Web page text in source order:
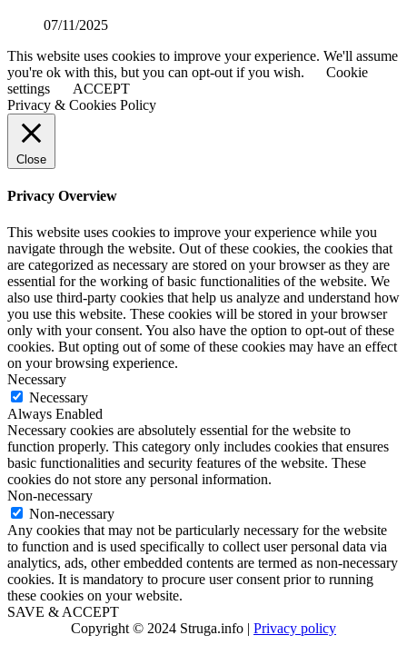
07/11/2025
This website uses cookies to improve your experience. We'll assume
you're ok with this, but you can opt-out if you wish.
Cookie
settings
ACCEPT
Privacy & Cookies Policy
Close
Privacy Overview
This website uses cookies to improve your experience while you
navigate through the website. Out of these cookies, the cookies that
are categorized as necessary are stored on your browser as they are
essential for the working of basic functionalities of the website. We
also use third-party cookies that help us analyze and understand how
you use this website. These cookies will be stored in your browser
only with your consent. You also have the option to opt-out of these
cookies. But opting out of some of these cookies may have an effect
on your browsing experience.
Necessary
Necessary
Always Enabled
Necessary cookies are absolutely essential for the website to
function properly. This category only includes cookies that ensures
basic functionalities and security features of the website. These
cookies do not store any personal information.
Non-necessary
Non-necessary
Any cookies that may not be particularly necessary for the website
to function and is used specifically to collect user personal data via
analytics, ads, other embedded contents are termed as non-necessary
cookies. It is mandatory to procure user consent prior to running
these cookies on your website.
SAVE & ACCEPT
Copyright © 2024 Struga.info | Privacy policy